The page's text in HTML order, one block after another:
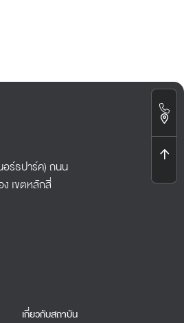
อร์ธปาร์ค) ถนน
เขตหลักสี่
เกี่ยวกับสถาบัน